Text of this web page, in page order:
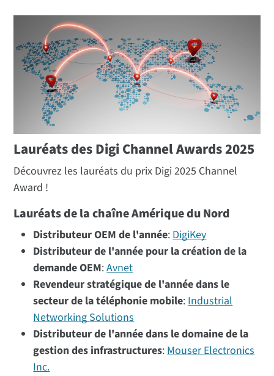
Lauréats des Digi Channel Awards 2025
Découvrez les lauréats du prix Digi 2025 Channel
Award !
Lauréats de la chaîne Amérique du Nord
Distributeur OEM de l'année:DigiKey
Distributeur de l'année pour la création de la
demande OEM:Avnet
Revendeur stratégique de l'année dans le
secteur de la téléphonie mobile:Industrial
Networking Solutions
Distributeur de l'année dans le domaine de la
gestion des infrastructures:Mouser Electronics
Inc.